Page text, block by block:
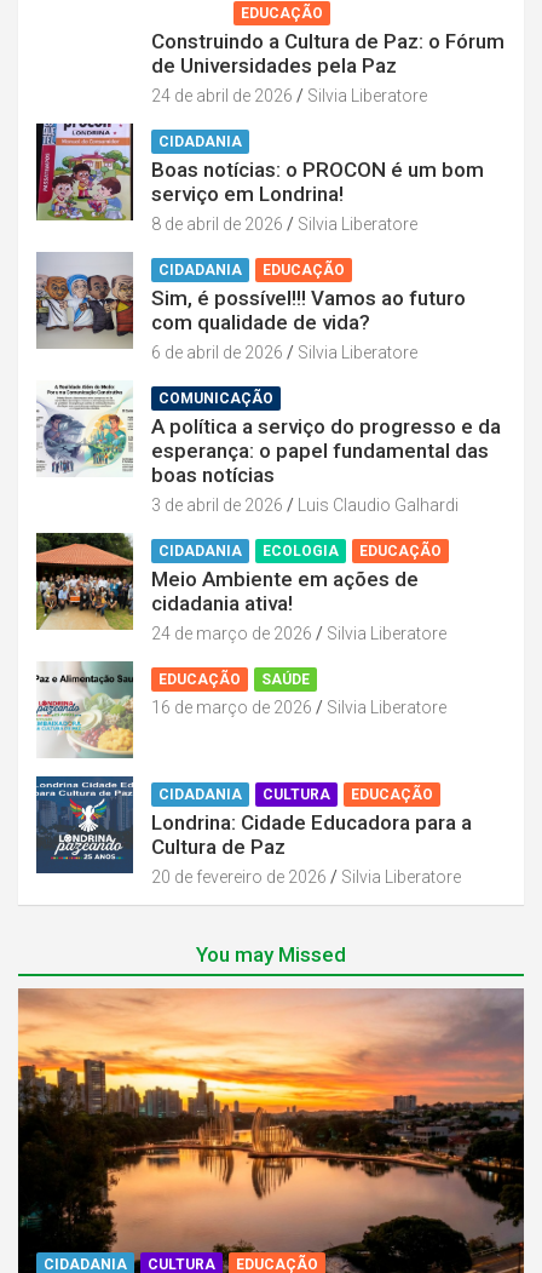
EDUCAÇÃO
Construindo a Cultura de Paz: o Fórum
de Universidades pela Paz
24 de abril de 2026 Silvia Liberatore
CIDADANIA
Boas notícias: o PROCON é um bom
serviço em Londrina!
8 de abril de 2026 Silvia Liberatore
CIDADANIA EDUCAÇÃO
Sim, é possível!!! Vamos ao futuro
com qualidade de vida?
6 de abril de 2026 Silvia Liberatore
COMUNICAÇÃO
A política a serviço do progresso e da
esperança: o papel fundamental das
boas notícias
3 de abril de 2026 Luis Claudio Galhardi
CIDADANIA ECOLOGIA EDUCAÇÃO
Meio Ambiente em ações de
cidadania ativa!
24 de março de 2026 Silvia Liberatore
EDUCAÇÃO SAÚDE
16 de março de 2026 Silvia Liberatore
CIDADANIA CULTURA EDUCAÇÃO
Londrina: Cidade Educadora para a
Cultura de Paz
20 de fevereiro de 2026 Silvia Liberatore
You may Missed
CIDADANIA CULTURA EDUCAÇÃO